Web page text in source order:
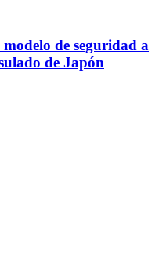
de seguridad a
de Japón